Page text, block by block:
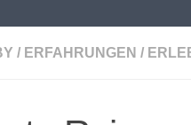
/ ERFAHRUNGEN /